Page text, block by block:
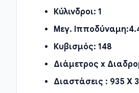
Κύλινδροι: 1
Μεγ. Ιπποδύναμη:
Κυβισμός: 148
Διάμετρος x
Διαστάσεις : 935 X